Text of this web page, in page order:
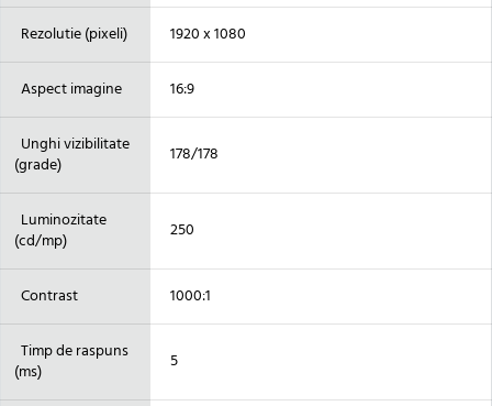
Rezolutie (pixeli) 1920 x 1080
Aspect imagine 16:9
Unghi vizibilitate
(grade)
178/178
Luminozitate
(cd/mp)
250
Contrast 1000:1
Timp de raspuns
(ms)
5